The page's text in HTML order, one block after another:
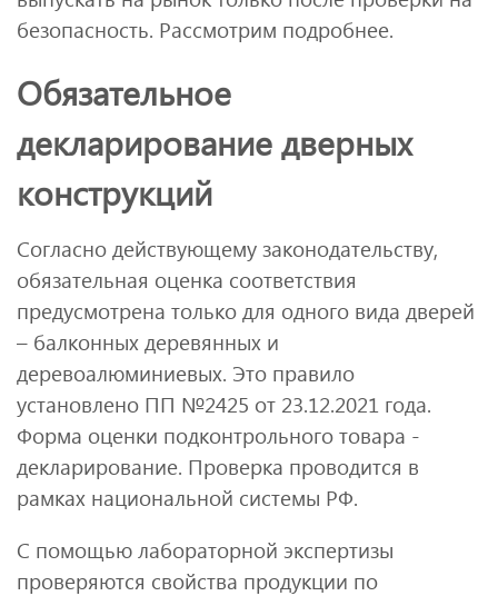
безопасность. Рассмотрим подробнее.
Обязательное
декларирование дверных
конструкций
Согласно действующему законодательству,
обязательная оценка соответствия
предусмотрена только для одного вида дверей
– балконных деревянных и
деревоалюминиевых. Это правило
установлено ПП №2425 от 23.12.2021 года.
Форма оценки подконтрольного товара -
декларирование. Проверка проводится в
рамках национальной системы РФ.
С помощью лабораторной экспертизы
проверяются свойства продукции по